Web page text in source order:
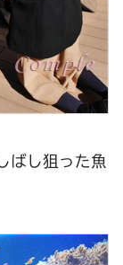
ばし狙った魚